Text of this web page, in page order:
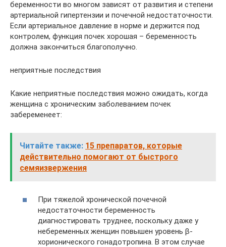
беременности во многом зависят от развития и степени
артериальной гипертензии и почечной недостаточности.
Если артериальное давление в норме и держится под
контролем, функция почек хорошая – беременность
должна закончиться благополучно.
неприятные последствия
Какие неприятные последствия можно ожидать, когда
женщина с хроническим заболеванием почек
забеременеет:
Читайте также: 15 препаратов, которые
действительно помогают от быстрого
семяизвержения
При тяжелой хронической почечной
недостаточности беременность
диагностировать труднее, поскольку даже у
небеременных женщин повышен уровень β-
хорионического гонадотропина. В этом случае